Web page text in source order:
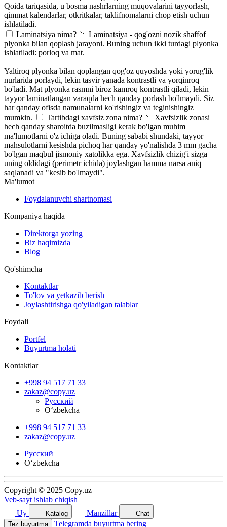
Qoida tariqasida, u bosma nashrlarning muqovalarini tayyorlash,
qimmat kalendarlar, otkritkalar, taklifnomalarni chop etish uchun
ishlatiladi.
Laminatsiya nima?
Laminatsiya - qog'ozni nozik shaffof
plyonka bilan qoplash jarayoni. Buning uchun ikki turdagi plyonka
ishlatiladi: porloq va mat.
Yaltiroq plyonka bilan qoplangan qog'oz quyoshda yoki yorug'lik
nurlarida porlaydi, lekin tasvir yanada kontrastli va yorqinroq
bo'ladi. Mat plyonka rasmni biroz kamroq kontrastli qiladi, lekin
tayyor laminatlangan varaqda hech qanday porlash bo'lmaydi. Siz
har qanday ofisda namunalarni ko'rishingiz va teginishingiz
mumkin.
Tartibdagi xavfsiz zona nima?
Xavfsizlik zonasi
hech qanday sharoitda buzilmasligi kerak bo'lgan muhim
ma'lumotlarni o'z ichiga oladi. Buning sababi shundaki, tayyor
mahsulotlarni kesishda pichoq har qanday yo'nalishda 3 mm gacha
bo'lgan maqbul jismoniy xatolikka ega. Xavfsizlik chizig'i sizga
uning oldidagi (perimetr ichida) joylashgan hamma narsa aniq
saqlanadi va "kesib bo'lmaydi".
Ma'lumot
Foydalanuvchi shartnomasi
Kompaniya haqida
Direktorga yozing
Biz haqimizda
Blog
Qo'shimcha
Kontaktlar
To'lov va yetkazib berish
Joylashtirishga qo'yiladigan talablar
Foydali
Portfel
Buyurtma holati
Kontaktlar
+998 94 517 71 33
zakaz@copy.uz
Русский
O‘zbekcha
+998 94 517 71 33
zakaz@copy.uz
Русский
O‘zbekcha
Copyright © 2025 Copy.uz
Veb-sayt ishlab chiqish
Uy
Katalog Manzillar
Chat
Tez buyurtma
Telegramda buyurtma bering